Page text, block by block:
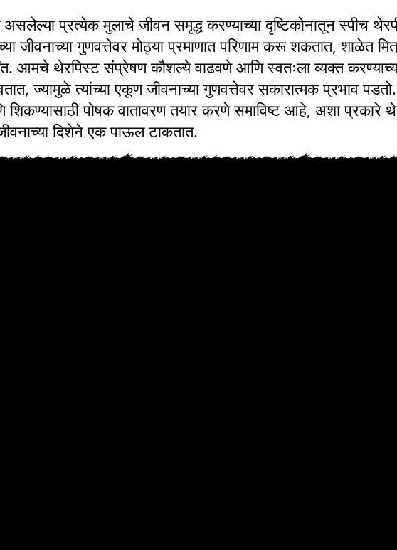
प्रत्येक मुलाचे जीवन समृद्ध करण्याच्या दृष्टिकोनातून स्पीच
जीवनाच्या गुणवत्तेवर मोठ्या प्रमाणात परिणाम करू शकतात, शाळेत
आमचे थेरपिस्ट संप्रेषण कौशल्ये वाढवणे आणि स्वतःला व्यक्त करण्याच्या
ज्यामुळे त्यांच्या एकूण जीवनाच्या गुणवत्तेवर सकारात्मक प्रभाव
शिकण्यासाठी पोषक वातावरण तयार करणे समाविष्ट आहे, अशा प्रकारे